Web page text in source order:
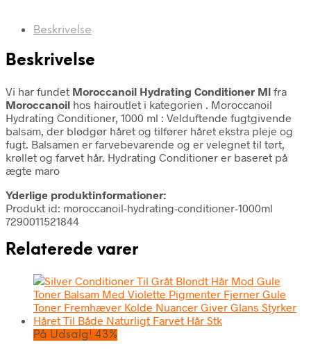
Beskrivelse
Beskrivelse
Vi har fundet Moroccanoil Hydrating Conditioner Ml fra
Moroccanoil hos hairoutlet i kategorien . Moroccanoil
Hydrating Conditioner, 1000 ml : Velduftende fugtgivende
balsam, der blødgør håret og tilfører håret ekstra pleje og
fugt. Balsamen er farvebevarende og er velegnet til tørt,
krøllet og farvet hår. Hydrating Conditioner er baseret på
ægte maro
Yderlige produktinformationer:
Produkt id: moroccanoil-hydrating-conditioner-1000ml
7290011521844
Relaterede varer
På Udsalg! 43%